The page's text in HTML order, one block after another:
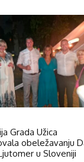
Grada Užica
obeležavanju
u Sloveniji